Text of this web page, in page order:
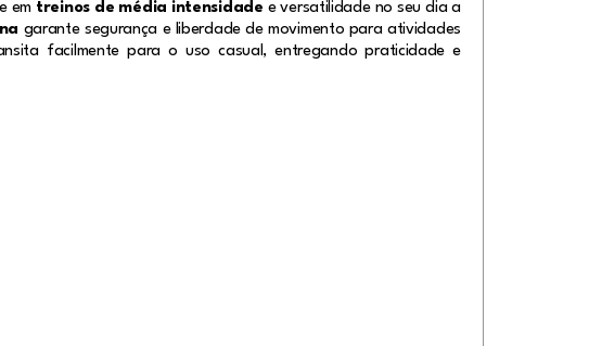
em treinos de média intensidade e versatilidade no seu dia a
garante segurança e liberdade de movimento para atividades
facilmente para o uso casual, entregando praticidade e